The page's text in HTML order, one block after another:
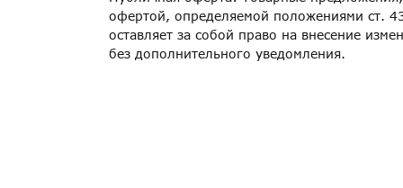
офертой, определяемой положениями ст.
оставляет за собой право на внесение
без дополнительного уведомления.